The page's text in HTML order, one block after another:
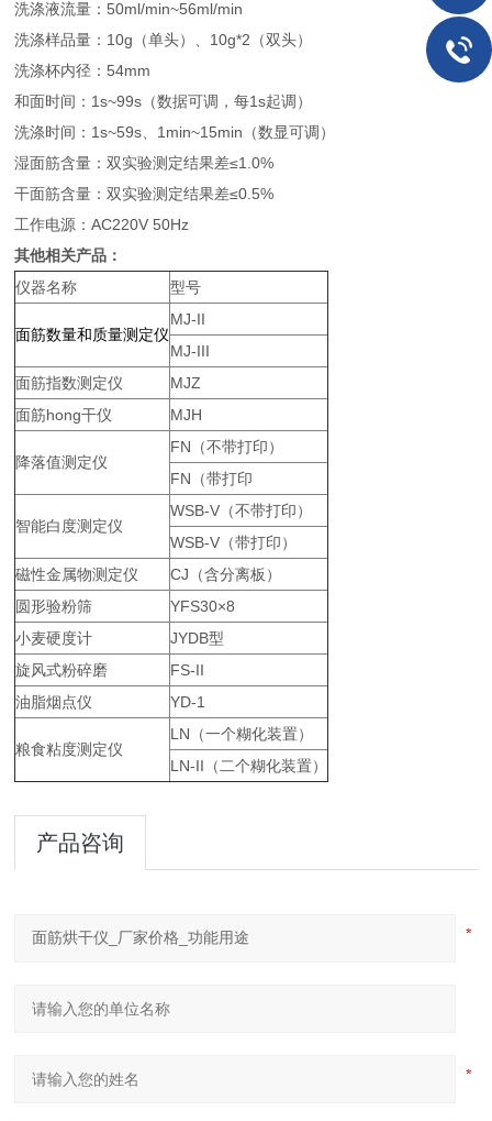
洗涤液流量：50ml/min~56ml/min
洗涤样品量：10g（单头）、10g*2（双头）
洗涤杯内径：54mm
和面时间：1s~99s（数据可调，每1s起调）
洗涤时间：1s~59s、1min~15min（数显可调）
湿面筋含量：双实验测定结果差≤1.0%
干面筋含量：双实验测定结果差≤0.5%
工作电源：AC220V 50Hz
其他相关产品：
仪器名称
型号
面筋数量和质量测定仪
MJ-II
MJ-III
面筋指数测定仪
MJZ
面筋hong干仪
MJH
降落值测定仪
FN（不带打印）
FN（带打印
智能白度测定仪
WSB-V（不带打印）
WSB-V（带打印）
磁性金属物测定仪
CJ（含分离板）
圆形验粉筛
YFS30×8
小麦硬度计
JYDB型
旋风式粉碎磨
FS-II
油脂烟点仪
YD-1
粮食粘度测定仪
LN（一个糊化装置）
LN-II（二个糊化装置）
产品咨询